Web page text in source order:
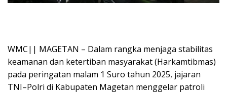
WMC|| MAGETAN – Dalam rangka menjaga stabilitas
keamanan dan ketertiban masyarakat (Harkamtibmas)
pada peringatan malam 1 Suro tahun 2025, jajaran
TNI–Polri di Kabupaten Magetan menggelar patroli